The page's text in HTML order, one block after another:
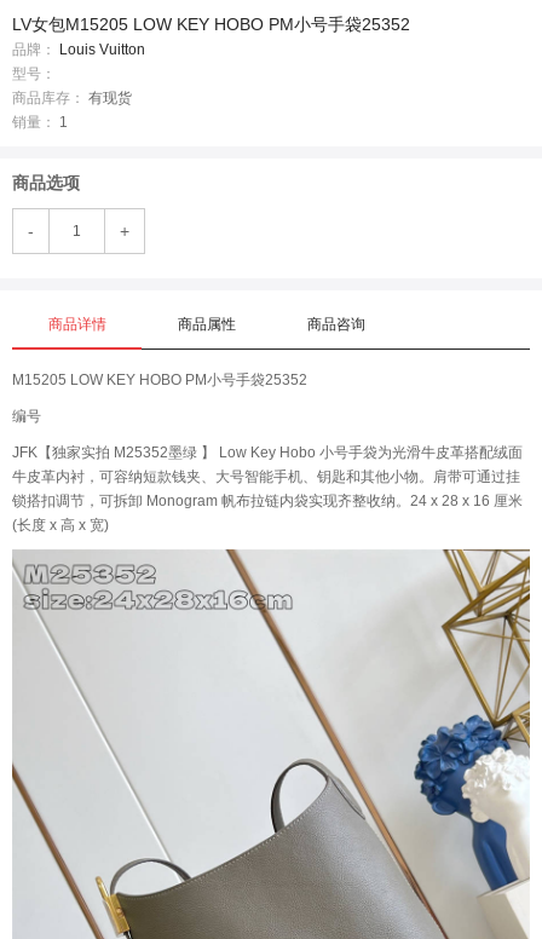
LV女包M15205 LOW KEY HOBO PM小号手袋25352
品牌：
Louis Vuitton
型号：
商品库存： 有现货
销量：
1
商品选项
- +
商品详情 商品属性 商品咨询
M15205 LOW KEY HOBO PM小号手袋25352
编号
JFK【独家实拍 M25352墨绿 】 Low Key Hobo 小号手袋为光滑牛皮革搭配绒面
牛皮革内衬，可容纳短款钱夹、大号智能手机、钥匙和其他小物。肩带可通过挂
锁搭扣调节，可拆卸 Monogram 帆布拉链内袋实现齐整收纳。24 x 28 x 16 厘米
(长度 x 高 x 宽)